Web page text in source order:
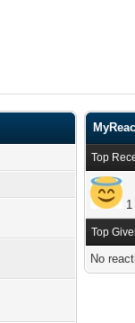
Top
1
Top
No